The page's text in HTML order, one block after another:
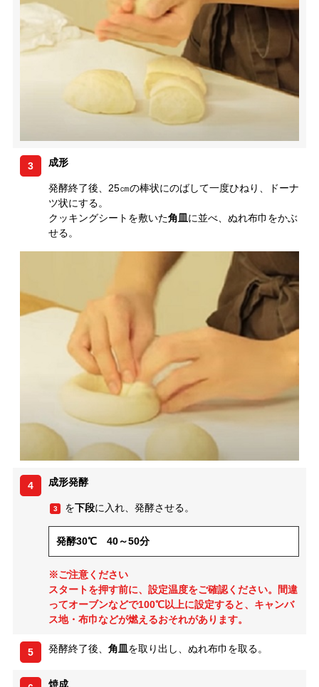
3 成形
発酵終了後、25㎝の棒状にのばして一度ひねり、ドーナ
ツ状にする。
クッキングシートを敷いた角皿に並べ、ぬれ布巾をかぶ
せる。
4 成形発酵
3 を下段に入れ、発酵させる。
発酵30℃ 40～50分
※ご注意ください
スタートを押す前に、設定温度をご確認ください。間違
ってオーブンなどで100℃以上に設定すると、キャンバ
ス地・布巾などが燃えるおそれがあります。
5 発酵終了後、 角皿を取り出し、ぬれ布巾を取る。
焼成